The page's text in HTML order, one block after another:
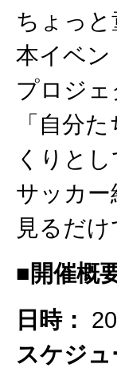
ちょっ
本イベン
プロジェ
「自分
くりとし
サッカー
見るだ
■開催概
日時：
スケジュ